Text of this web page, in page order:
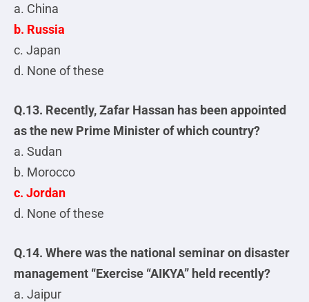
a. China
b. Russia
c. Japan
d. None of these
Q.13. Recently, Zafar Hassan has been appointed
as the new Prime Minister of which country?
a. Sudan
b. Morocco
c. Jordan
d. None of these
Q.14. Where was the national seminar on disaster
management “Exercise “AIKYA” held recently?
a. Jaipur